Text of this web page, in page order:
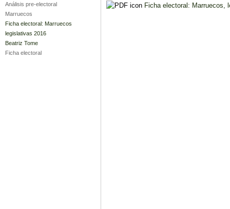
Ficha electoral: Marruecos,
Análisis pre-electoral
Marruecos
Ficha electoral: Marruecos
legislativas 2016
Beatriz Tome
Ficha electoral